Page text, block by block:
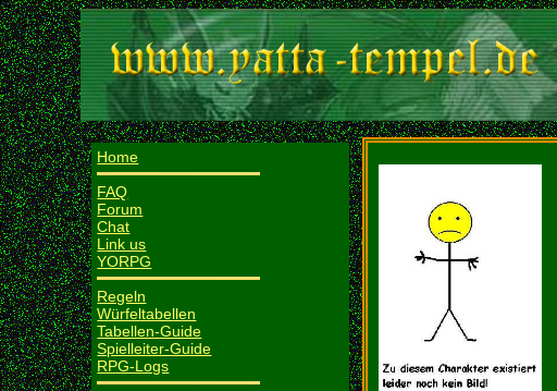
Home
FAQ
Forum
Chat
Link us
YORPG
Regeln
Würfeltabellen
Tabellen-Guide
Spielleiter-Guide
RPG-Logs